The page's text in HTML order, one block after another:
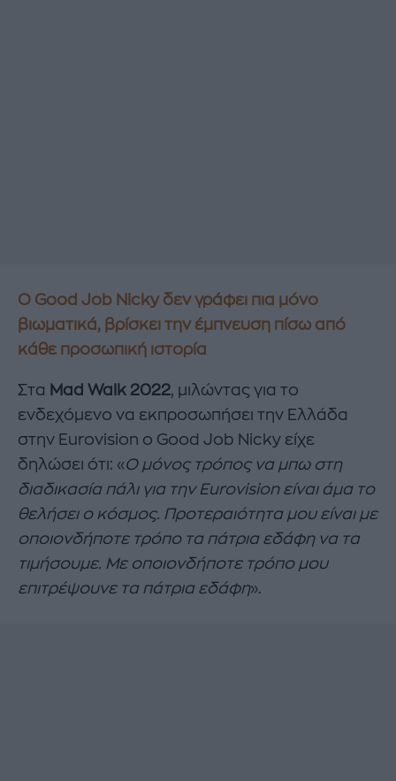
O Good Job Nicky δεν γράφει πια μόνο
βιωματικά, βρίσκει την έμπνευση πίσω από
κάθε προσωπική ιστορία
Στα Mad Walk 2022 , μιλώντας για το
ενδεχόμενο να εκπροσωπήσει την Ελλάδα
στην Eurovision ο Good Job Nicky είχε
δηλώσει ότι: «Ο μόνος τρόπος να μπω στη
διαδικασία πάλι για την Eurovision είναι άμα το
θελήσει ο κόσμος. Προτεραιότητα μου είναι με
οποιονδήποτε τρόπο τα πάτρια εδάφη να τα
τιμήσουμε. Με οποιονδήποτε τρόπο μου
επιτρέψουνε τα πάτρια εδάφη».